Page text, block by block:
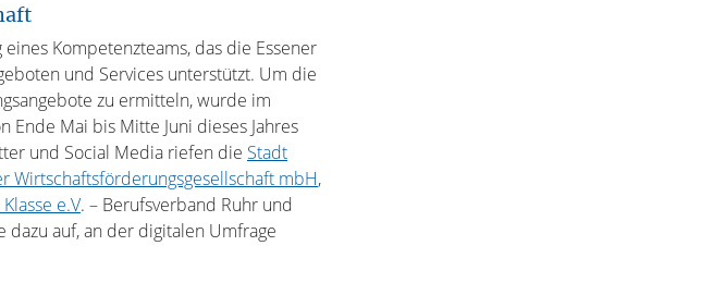
Kompetenzteams, das die Essener
und Services unterstützt. Um die
zu ermitteln, wurde im
Mai bis Mitte Juni dieses Jahres
und Social Media riefen die Stadt
Wirtschaftsförderungsgesellschaft mbH,
e.V. – Berufsverband Ruhr und
auf, an der digitalen Umfrage